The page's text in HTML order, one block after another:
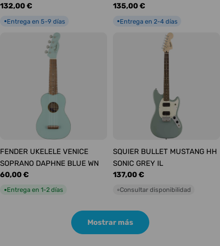
Precio
132,00 €
●Entrega en 5-9 días
Precio
135,00 €
●Entrega en 2-4 días
FENDER UKELELE VENICE
SOPRANO DAPHNE BLUE WN
Precio
habitual
60,00 €
●Entrega en 1-2 días
SQUIER BULLET MUSTANG HH
SONIC GREY IL
Precio
habitual
137,00 €
○Consultar disponibilidad
Mostrar más